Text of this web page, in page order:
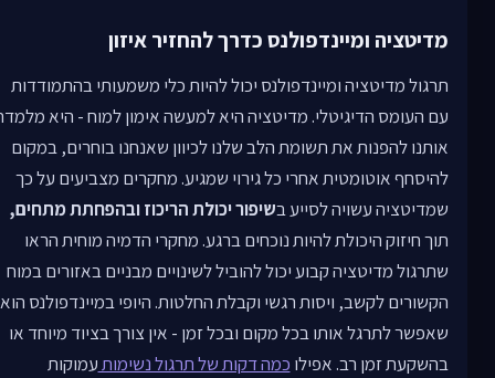
מדיטציה ומיינדפולנס כדרך להחזיר איזון
תרגול מדיטציה ומיינדפולנס יכול להיות כלי משמעותי בהתמודדות
עם העומס הדיגיטלי. מדיטציה היא למעשה אימון למוח - היא
אותנו להפנות את תשומת הלב שלנו לכיוון שאנחנו בוחרים, במקום
להיסחף אוטומטית אחרי כל גירוי שמגיע. מחקרים מצביעים על כך
שמדיטציה עשויה לסייע בשיפור יכולת הריכוז ובהפחתת מתחים,
תוך חיזוק היכולת להיות נוכחים ברגע. מחקרי הדמיה מוחית הראו
שתרגול מדיטציה קבוע יכול להוביל לשינויים מבניים באזורים במוח
הקשורים לקשב, ויסות רגשי וקבלת החלטות. היופי במיינדפולנס הוא
שאפשר לתרגל אותו בכל מקום ובכל זמן - אין צורך בציוד מיוחד או
בהשקעת זמן רב. אפילו כמה דקות של תרגול נשימותעמוקות